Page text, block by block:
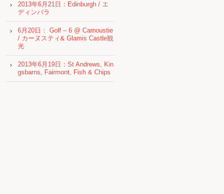
2013年6月21日：Edinburgh / エ
ディンバラ
6月20日： Golf – 6 @ Carnoustie
/ カーヌスティ& Glamis Castle観
光
2013年6月19日：St Andrews, Kin
gsbarns, Fairmont, Fish & Chips